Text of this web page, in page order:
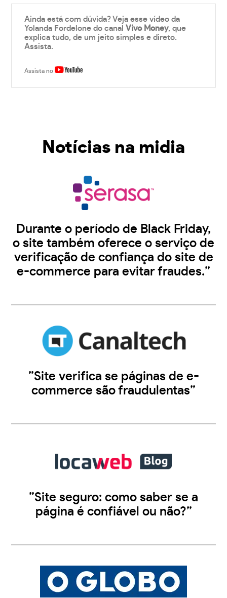
Ainda está com dúvida? Veja esse vídeo da
Yolanda Fordelone do canalVivo Money, que
explica tudo, de um jeito simples e direto.
Assista.
Assista no
Notícias na midia
Durante o período de Black Friday,
o site também oferece o serviço de
verificação de confiança do site de
e-commerce para evitar fraudes.”
”Site verifica se páginas de e-
commerce são fraudulentas”
”Site seguro: como saber se a
página é confiável ou não?”